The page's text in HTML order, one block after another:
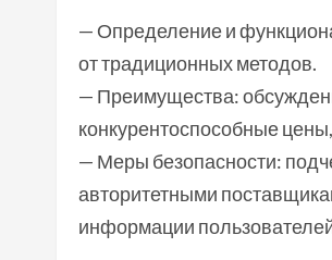
— Определение и
от традиционных методов.
— Преимущества:
конкурентоспособные
— Меры безопасности:
авторитетными
информации